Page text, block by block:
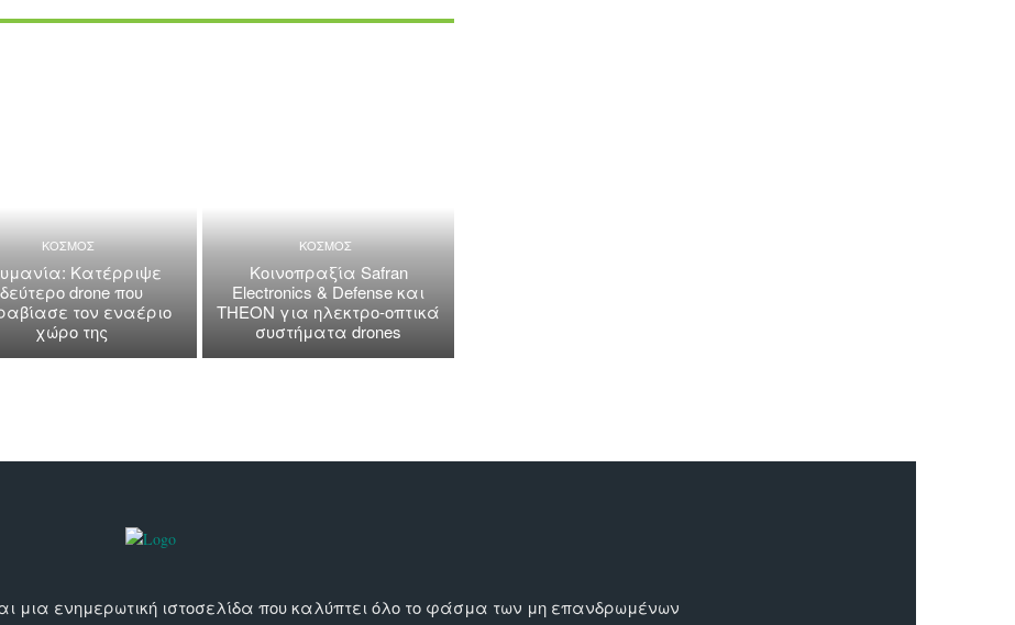
ΚΟΣΜΟΣ
Κατέρριψε
δεύτερο drone που
τον εναέριο
χώρο της
ΚΟΣΜΟΣ
Κοινοπραξία Safran
Electronics & Defense και
THEON για ηλεκτρο-οπτικά
συστήματα drones
μια ενημερωτική ιστοσελίδα που καλύπτει όλο το φάσμα των μη επανδρωμένων